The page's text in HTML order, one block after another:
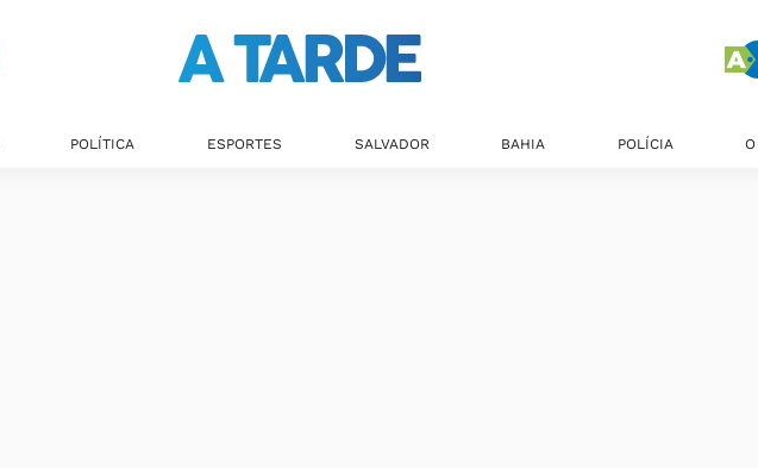
POLÍTICA ESPORTES SALVADOR BAHIA POLÍCIA